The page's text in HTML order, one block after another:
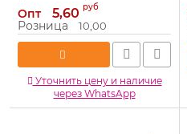
Артикул: 027.003
Опт 5,60 руб
Розница 10,00
Уточнить цену и наличие
через WhatsApp